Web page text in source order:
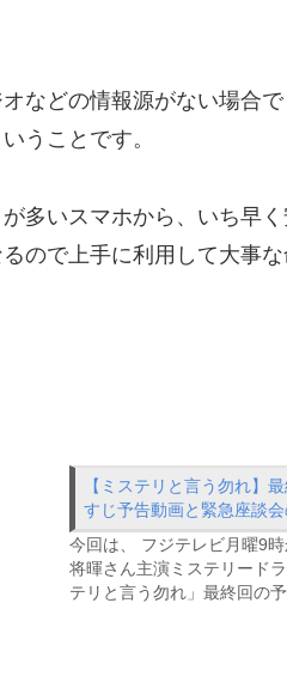
などの情報源がない場合
うことです。
多いスマホから、いち早
ので上手に利用して大事な
【ミステリと言う勿れ】
すじ予告動画と緊急座談
今回は、 フジテレビ月曜9時
将暉さん主演ミステリード
テリと言う勿れ」最終回の